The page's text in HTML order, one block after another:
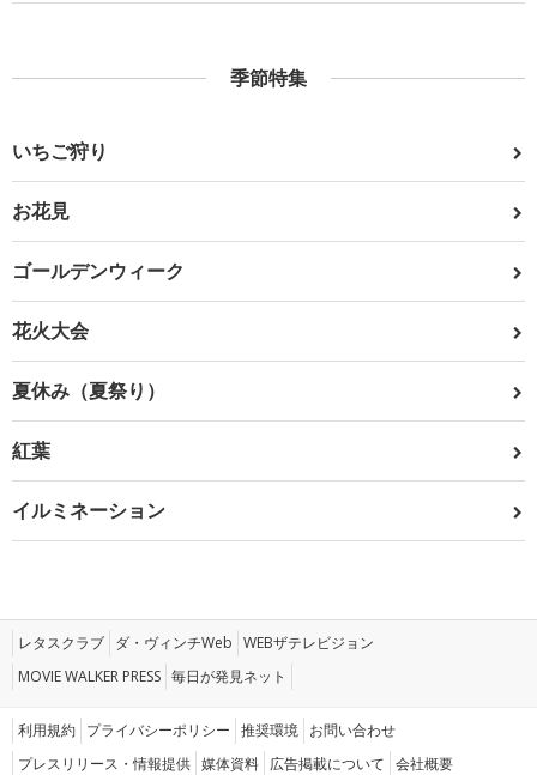
季節特集
いちご狩り
お花見
ゴールデンウィーク
花火大会
夏休み（夏祭り）
紅葉
イルミネーション
レタスクラブ ダ・ヴィンチWeb WEBザテレビジョン
MOVIE WALKER PRESS 毎日が発見ネット
利用規約 プライバシーポリシー 推奨環境 お問い合わせ
プレスリリース・情報提供 媒体資料 広告掲載について 会社概要